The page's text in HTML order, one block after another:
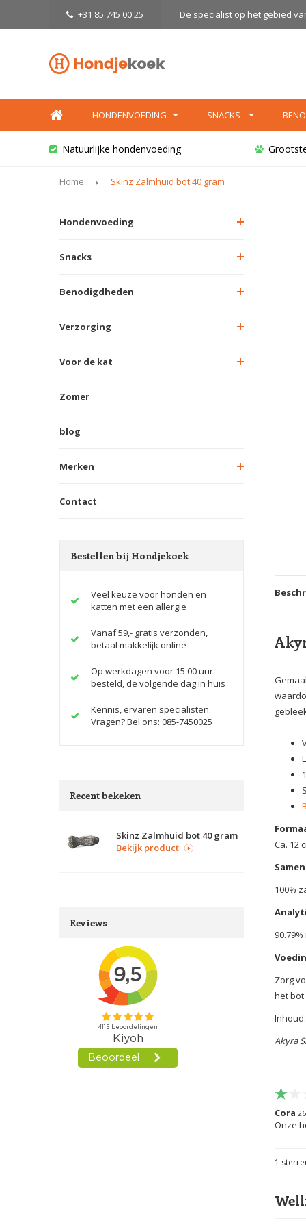
+31 85 745 00 25 De specialist op het gebied
HONDENVOEDING SNACKS
Natuurlijke hondenvoeding
Home Skinz Zalmhuid bot 40 gram
Hondenvoeding
Snacks
Benodigdheden
Verzorging
Voor de kat
Zomer
blog
Merken
Contact
Bestellen bij Hondjekoek
Veel keuze voor honden en
katten met een allergie
Vanaf 59,- gratis verzonden,
betaal makkelijk online
Op werkdagen voor 15.00 uur
besteld, de volgende dag in huis
Kennis, ervaren specialisten.
Vragen? Bel ons: 085-7450025
Recent bekeken
Skinz Zalmhuid bot 40 gram
Bekijk product
Reviews
Ca. 12
100%
Zorg
het bot
Akyra
Cora
Onze
1